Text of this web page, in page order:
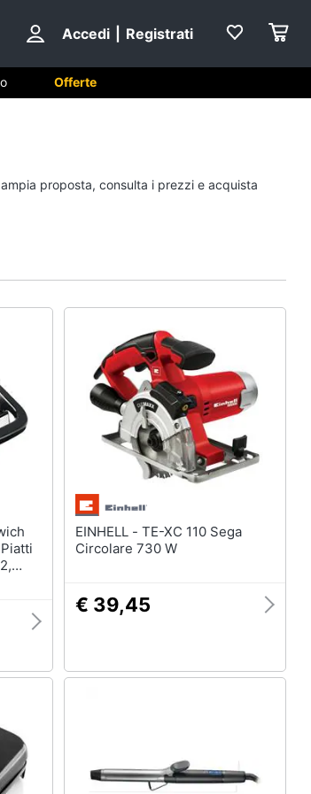
Accedi Registrati
tutti
e automazione
videosorveglianza
tutti
Offerte
proposta, consulta i prezzi e acquista
EINHELL - TE-XC 110 Sega
Circolare 730 W
€ 39,45